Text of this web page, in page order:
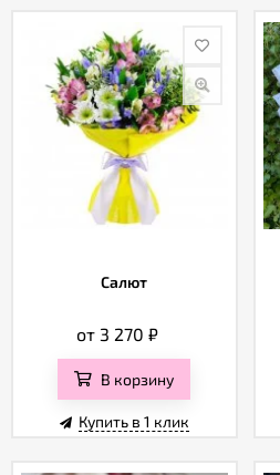
Салют
от 3 270₽
В корзину
Купить в 1 клик